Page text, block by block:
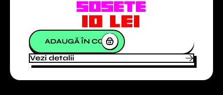
SOSETE
10 lei
ADAUGĂ ÎN COȘ
Vezi detalii